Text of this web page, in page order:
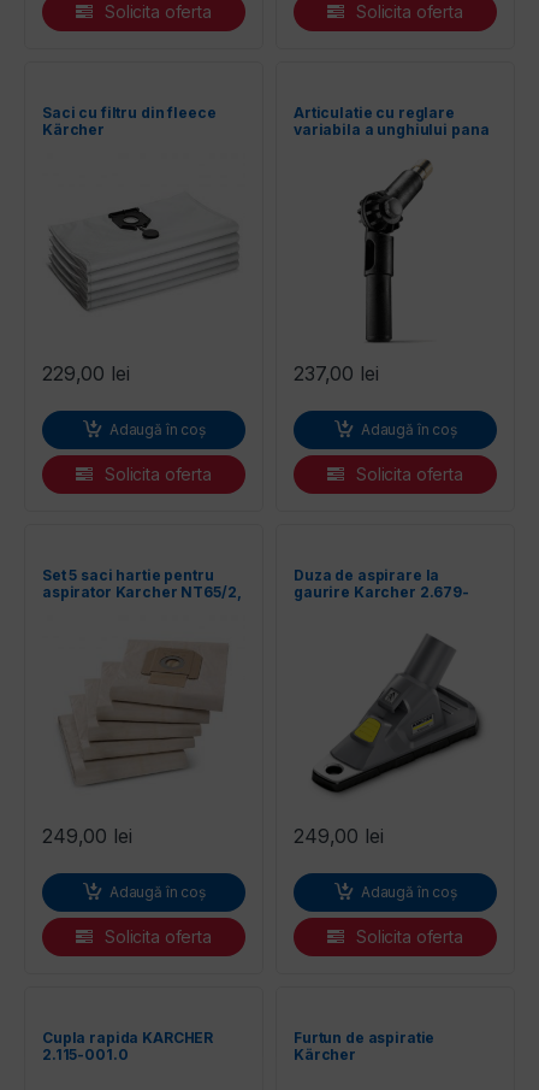
Solicita oferta Solicita oferta
Saci cu filtru din fleece
Kärcher
229,00 lei
Adaugă în coș
Solicita oferta
Articulatie cu reglare
variabila a unghiului pana
237,00 lei
Adaugă în coș
Solicita oferta
Set 5 saci hartie pentru
aspirator Karcher NT65/2,
249,00 lei
Adaugă în coș
Solicita oferta
Duza de aspirare la
gaurire Karcher 2.679-
249,00 lei
Adaugă în coș
Solicita oferta
Cupla rapida KARCHER
2.115-001.0
Furtun de aspiratie
Kärcher